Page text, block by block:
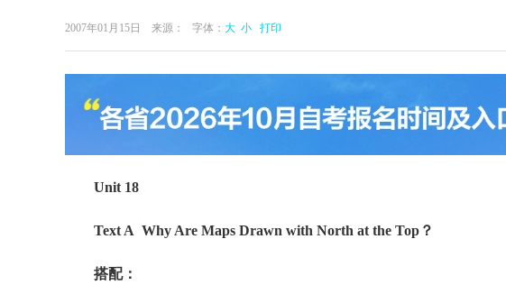
2007年01月15日 来源： 字体： 大 小 打印
Unit 18
Text A Why Are Maps Drawn with North at the Top？
搭配：